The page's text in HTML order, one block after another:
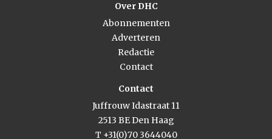
Over DHC
Abonnementen
Adverteren
Redactie
Contact
Contact
Juffrouw Idastraat 11
2513 BE Den Haag
T +31(0)70 3644040